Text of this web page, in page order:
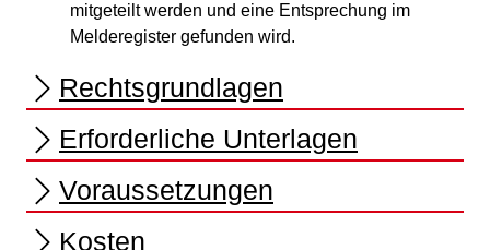
mitgeteilt werden und eine Entsprechung im
Melderegister gefunden wird.
Rechtsgrundlagen
Erforderliche Unterlagen
Voraussetzungen
Kosten